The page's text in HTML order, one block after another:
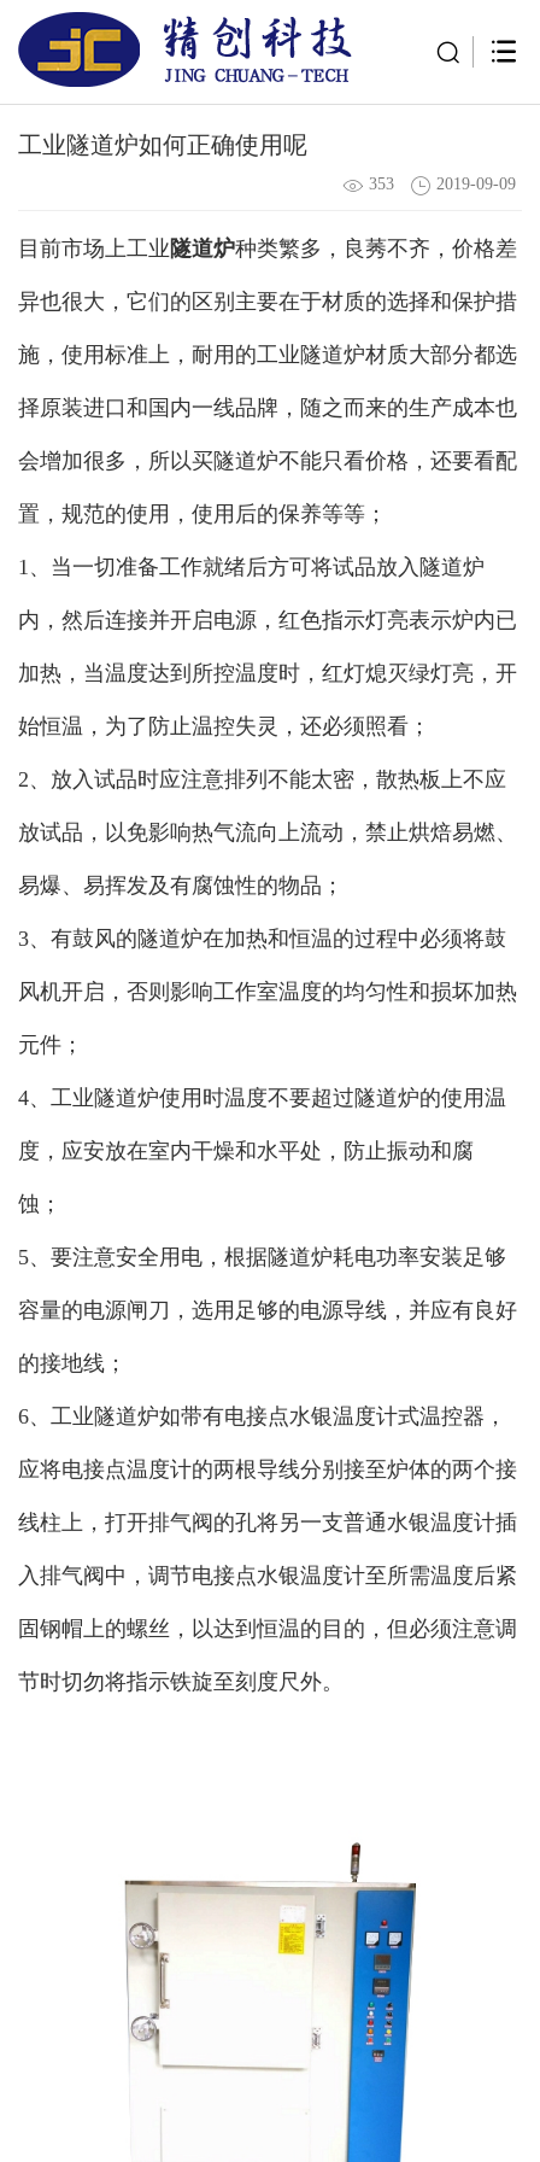
工业隧道炉如何正确使用呢
353 2019-09-09
目前市场上工业隧道炉种类繁多，良莠不齐，价格差
异也很大，它们的区别主要在于材质的选择和保护措
施，使用标准上，耐用的工业隧道炉材质大部分都选
择原装进口和国内一线品牌，随之而来的生产成本也
会增加很多，所以买隧道炉不能只看价格，还要看配
置，规范的使用，使用后的保养等等；
1、当一切准备工作就绪后方可将试品放入隧道炉
内，然后连接并开启电源，红色指示灯亮表示炉内已
加热，当温度达到所控温度时，红灯熄灭绿灯亮，开
始恒温，为了防止温控失灵，还必须照看；
2、放入试品时应注意排列不能太密，散热板上不应
放试品，以免影响热气流向上流动，禁止烘焙易燃、
易爆、易挥发及有腐蚀性的物品；
3、有鼓风的隧道炉在加热和恒温的过程中必须将鼓
风机开启，否则影响工作室温度的均匀性和损坏加热
元件；
4、工业隧道炉使用时温度不要超过隧道炉的使用温
度，应安放在室内干燥和水平处，防止振动和腐
蚀；
5、要注意安全用电，根据隧道炉耗电功率安装足够
容量的电源闸刀，选用足够的电源导线，并应有良好
的接地线；
6、工业隧道炉如带有电接点水银温度计式温控器，
应将电接点温度计的两根导线分别接至炉体的两个接
线柱上，打开排气阀的孔将另一支普通水银温度计插
入排气阀中，调节电接点水银温度计至所需温度后紧
固钢帽上的螺丝，以达到恒温的目的，但必须注意调
节时切勿将指示铁旋至刻度尺外。